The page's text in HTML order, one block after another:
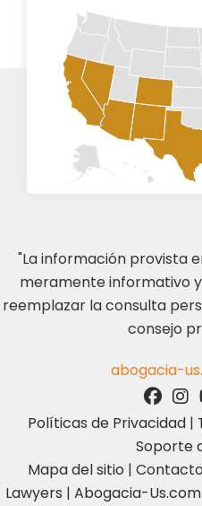
"La información provista
meramente informativo
reemplazar la consulta
consejo
abogacia-
Políticas de Privacidad |
Soporte
Mapa del sitio | Contacto
Lawyers | Abogacia-